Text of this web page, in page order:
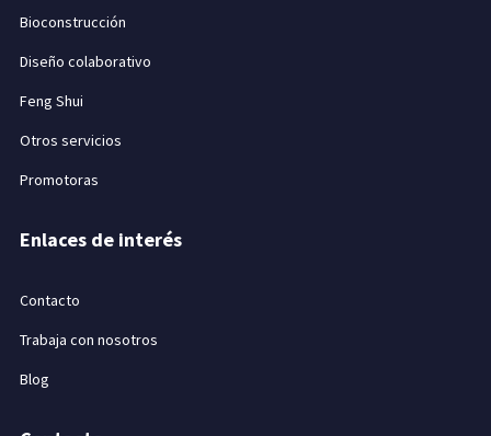
Bioconstrucción
Diseño colaborativo
Feng Shui
Otros servicios
Promotoras
Enlaces de interés
Contacto
Trabaja con nosotros
Blog